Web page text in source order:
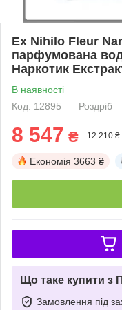
Ex Nihilo Fleur
парфумована
Наркотик
В наявності
Код: 12895
Роздріб
8 547 ₴ 12 210 ₴
Економія 3663 ₴
Що таке купити з
Замовлення під